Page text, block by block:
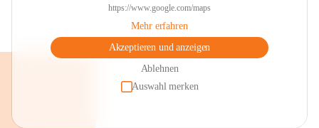
https://www.google.com/maps
Mehr erfahren
Akzeptieren und anzeigen
Ablehnen
Auswahl merken